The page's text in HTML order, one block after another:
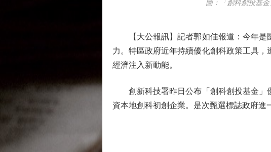
圖：「創科創投基金」
【大公報訊】記者郭如佳報道：今年是
力。特區政府近年持續優化創科政策工具
經濟注入新動能。
創新科技署昨日公布「創科創投基金」
資本地創科初創企業。是次甄選標誌政府進